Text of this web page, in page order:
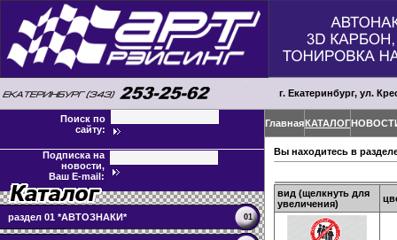
г. Екатеринбург, ул.
Поиск по
сайту:
Подписка на
новости,
Ваш E-mail:
раздел 01 *АВТОЗНАКИ* 01
ГлавнаяКАТАЛОГ
Вы находитесь в
вид (щелкнуть для
увеличения)